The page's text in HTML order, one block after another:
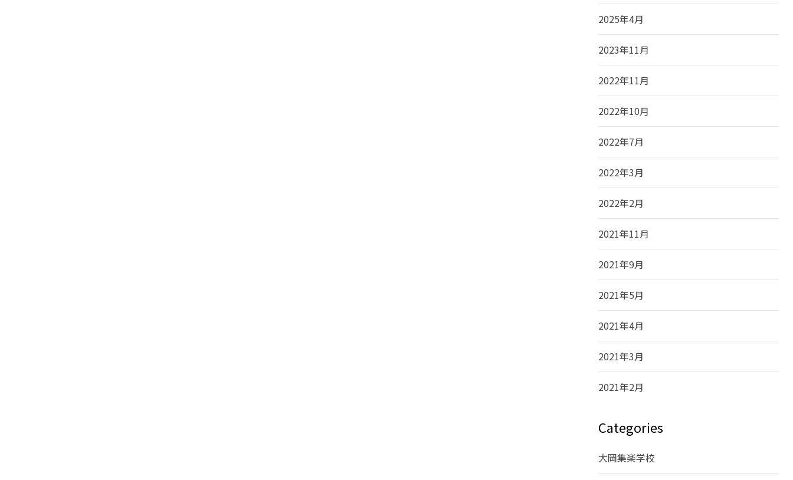
2025年4月
2023年11月
2022年11月
2022年10月
2022年7月
2022年3月
2022年2月
2021年11月
2021年9月
2021年5月
2021年4月
2021年3月
2021年2月
Categories
大岡集楽学校